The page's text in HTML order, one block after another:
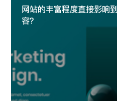
网站的丰富程度直接影响
容？